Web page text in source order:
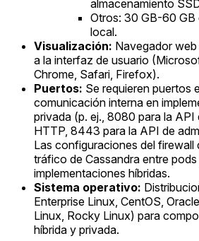
almacenamiento
Otros: 30 GB-60 GB
local.
Visualización: Navegador
a la interfaz de usuario
Chrome, Safari, Firefox).
Puertos: Se requieren puertos
comunicación interna en
privada (p. ej., 8080 para la API
HTTP, 8443 para la API de
Las configuraciones del firewall
tráfico de Cassandra entre
implementaciones híbridas.
Sistema operativo:
Enterprise Linux, CentOS,
Linux, Rocky Linux) para
híbrida y privada.